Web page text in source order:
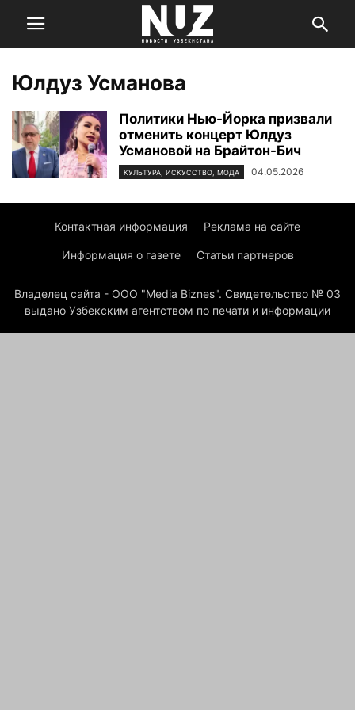
Юлдуз Усманова
Политики Нью-Йорка призвали
отменить концерт Юлдуз
Усмановой на Брайтон-Бич
КУЛЬТУРА, ИСКУССТВО, МОДА 04.05.2026
Контактная информация Реклама на сайте
Информация о газете Статьи партнеров
Владелец сайта - ООО "Media Biznes". Свидетельство № 03
выдано Узбекским агентством по печати и информации